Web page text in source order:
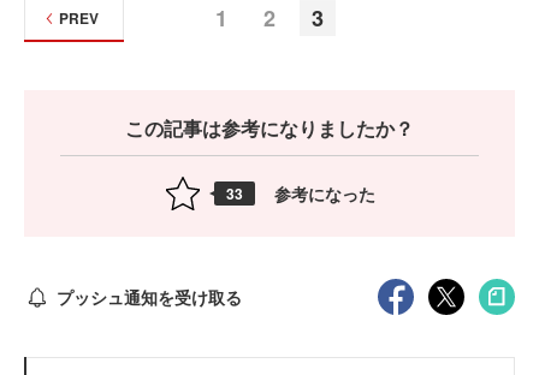
1 2 3
PREV
この記事は参考になりましたか？
33 参考になった
プッシュ通知を受け取る